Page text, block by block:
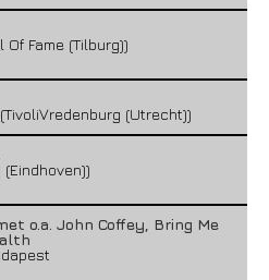
Of Fame (Tilburg))
(Utrecht))
o.a. John Coffey, Bring Me